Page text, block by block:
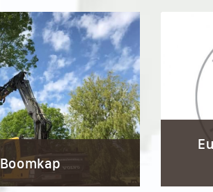
Boomkap